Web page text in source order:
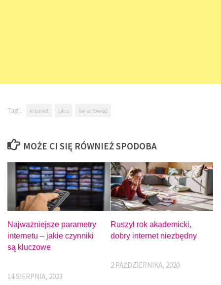
Tagi: internet plus światłowód
MOŻE CI SIĘ RÓWNIEŻ SPODOBA
Najważniejsze parametry
internetu – jakie czynniki
są kluczowe
14 SIERPNIA, 2023
Ruszył rok akademicki,
dobry internet niezbędny
2 PAŹDZIERNIKA, 2020